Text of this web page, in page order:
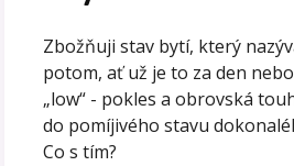
Zbožňuji stav bytí, který
potom, ať už je to za den
„low“ - pokles a obrovská
do pomíjivého stavu
Co s tím?